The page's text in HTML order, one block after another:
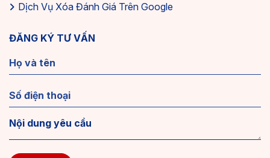
Dịch Vụ Xóa Đánh Giá Trên Google
ĐĂNG KÝ TƯ VẤN